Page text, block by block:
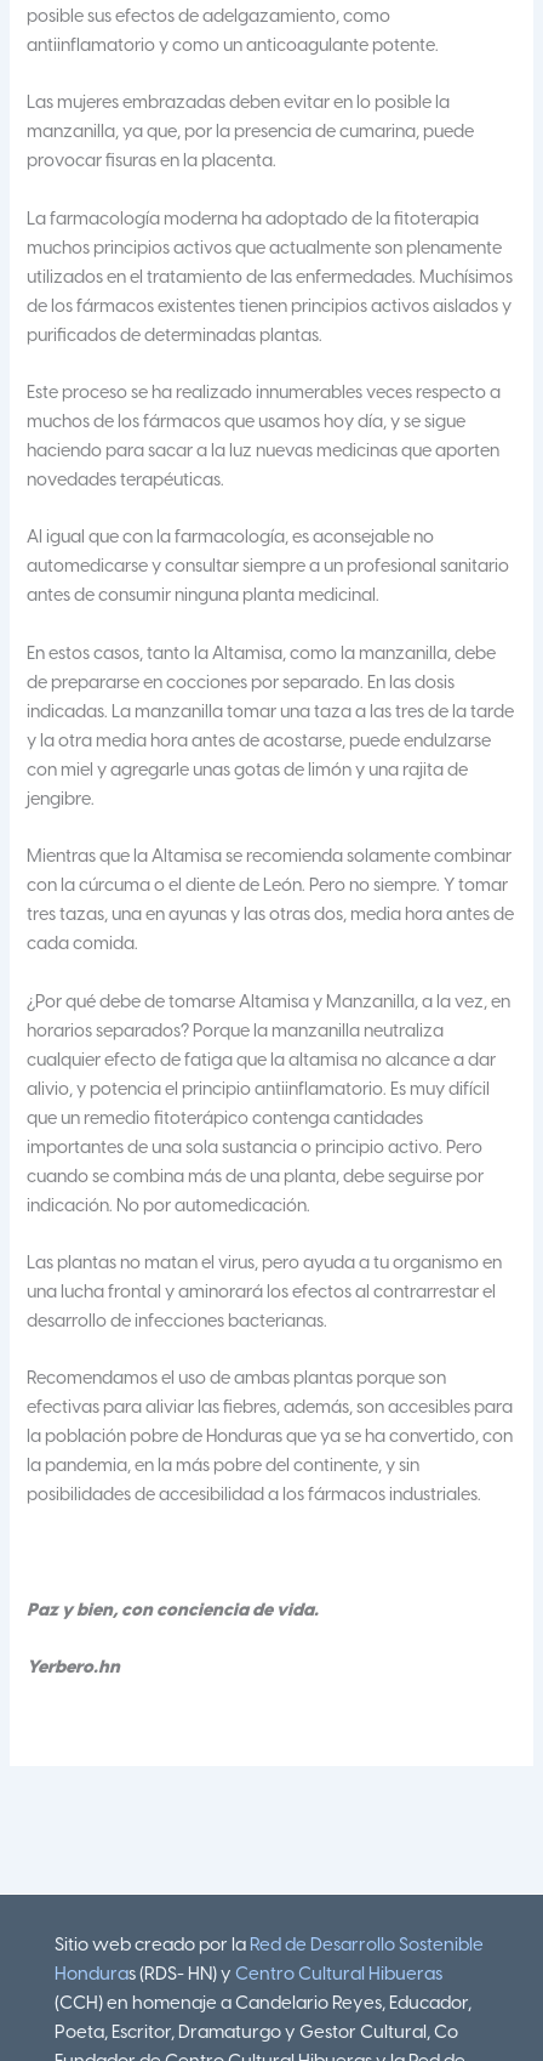
posible sus efectos de adelgazamiento, como
antiinflamatorio y como un anticoagulante potente.
Las mujeres embrazadas deben evitar en lo posible la
manzanilla, ya que, por la presencia de cumarina, puede
provocar fisuras en la placenta.
La farmacología moderna ha adoptado de la fitoterapia
muchos principios activos que actualmente son plenamente
utilizados en el tratamiento de las enfermedades. Muchísimos
de los fármacos existentes tienen principios activos aislados y
purificados de determinadas plantas.
Este proceso se ha realizado innumerables veces respecto a
muchos de los fármacos que usamos hoy día, y se sigue
haciendo para sacar a la luz nuevas medicinas que aporten
novedades terapéuticas.
Al igual que con la farmacología, es aconsejable no
automedicarse y consultar siempre a un profesional sanitario
antes de consumir ninguna planta medicinal.
En estos casos, tanto la Altamisa, como la manzanilla, debe
de prepararse en cocciones por separado. En las dosis
indicadas. La manzanilla tomar una taza a las tres de la tarde
y la otra media hora antes de acostarse, puede endulzarse
con miel y agregarle unas gotas de limón y una rajita de
jengibre.
Mientras que la Altamisa se recomienda solamente combinar
con la cúrcuma o el diente de León. Pero no siempre. Y tomar
tres tazas, una en ayunas y las otras dos, media hora antes de
cada comida.
¿Por qué debe de tomarse Altamisa y Manzanilla, a la vez, en
horarios separados? Porque la manzanilla neutraliza
cualquier efecto de fatiga que la altamisa no alcance a dar
alivio, y potencia el principio antiinflamatorio. Es muy difícil
que un remedio fitoterápico contenga cantidades
importantes de una sola sustancia o principio activo. Pero
cuando se combina más de una planta, debe seguirse por
indicación. No por automedicación.
Las plantas no matan el virus, pero ayuda a tu organismo en
una lucha frontal y aminorará los efectos al contrarrestar el
desarrollo de infecciones bacterianas.
Recomendamos el uso de ambas plantas porque son
efectivas para aliviar las fiebres, además, son accesibles para
la población pobre de Honduras que ya se ha convertido, con
la pandemia, en la más pobre del continente, y sin
posibilidades de accesibilidad a los fármacos industriales.
Paz y bien, con conciencia de vida.
Yerbero.hn
Sitio web creado por la Red de Desarrollo Sostenible
Honduras (RDS- HN) y Centro Cultural Hibueras
(CCH) en homenaje a Candelario Reyes, Educador,
Poeta, Escritor, Dramaturgo y Gestor Cultural, Co